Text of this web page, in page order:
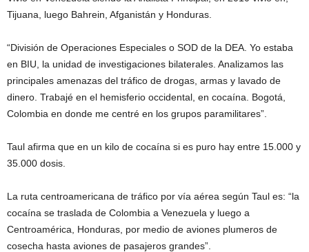
Tijuana, luego Bahrein, Afganistán y Honduras.
“División de Operaciones Especiales o SOD de la DEA. Yo estaba
en BIU, la unidad de investigaciones bilaterales. Analizamos las
principales amenazas del tráfico de drogas, armas y lavado de
dinero. Trabajé en el hemisferio occidental, en cocaína. Bogotá,
Colombia en donde me centré en los grupos paramilitares”.
Taul afirma que en un kilo de cocaína si es puro hay entre 15.000 y
35.000 dosis.
La ruta centroamericana de tráfico por vía aérea según Taul es: “la
cocaína se traslada de Colombia a Venezuela y luego a
Centroamérica, Honduras, por medio de aviones plumeros de
cosecha hasta aviones de pasajeros grandes”.